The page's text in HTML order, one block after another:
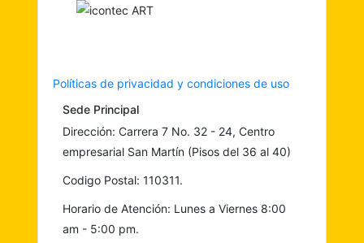
Sede Principal
Dirección: Carrera 7 No. 32 - 24, Centro
empresarial San Martín (Pisos del 36 al 40)
Codigo Postal: 110311.
Horario de Atención: Lunes a Viernes 8:00
am - 5:00 pm.
Políticas de privacidad y condiciones de uso